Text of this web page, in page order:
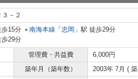
３－２
歩15分 南海本線 「 忠岡 」駅 徒歩29分
歩29分
管理費・共益費
6,000円
築年月（築年数）
2003年 7月 (